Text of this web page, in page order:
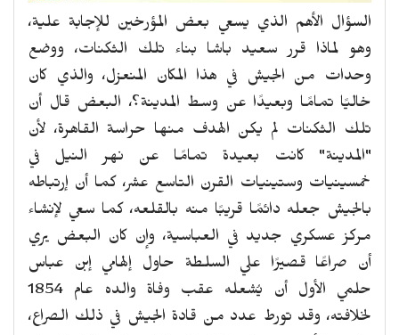
السؤال الأهم الذي يسعي بعض المؤرخين للإجابة علية،
وهو لماذا قرر سعيد باشا بناء تلك الثكنات، ووضع
وحدات من الجيش في هذا المكان المنعزل، والذي كان
خاليًا تمامًا وبعيدًا عن وسط المدينة؟، البعض قال أن
تلك الثكنات لم يكن الهدف منها حراسة القاهرة، لأن
"المدينة" كانت بعيدة تمامًا عن نهر النيل في
خمسينيات وستينيات القرن التاسع عشر، كما أن إرتباطه
بالجيش جعله دائمًا قريبًا منه بالقلعه، كما سعي لإنشاء
مركز عسكري جديد في العباسية، وإن كان البعض يري
أن صراعًا قصيرًا علي السلطة حاول إلهامي إبن عباس
حلمي الأول أن يُشعله عقب وفاة والده عام 1854
لخلافته، وقد تورط عدد من قادة الجيش في ذلك الصراع،